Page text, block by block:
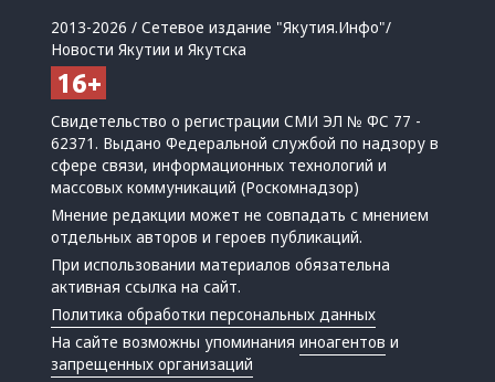
2013-2026 / Сетевое издание "Якутия.Инфо"/
Новости Якутии и Якутска
Свидетельство о регистрации СМИ ЭЛ № ФС 77 -
62371. Выдано Федеральной службой по надзору в
сфере связи, информационных технологий и
массовых коммуникаций (Роскомнадзор)
Мнение редакции может не совпадать с мнением
отдельных авторов и героев публикаций.
При использовании материалов обязательна
активная ссылка на сайт.
Политика обработки персональных данных
На сайте возможны упоминанияиноагентов и
запрещенных организаций